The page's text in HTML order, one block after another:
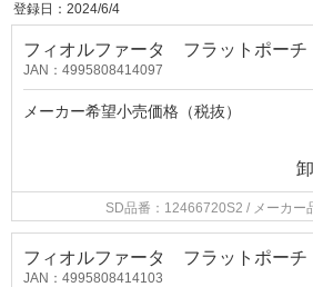
登録日：2024/6/4
フィオルファータ フラットポー
JAN：4995808414097
メーカー希望小売価格（税抜）
SD品番：12466720S2 / メーカー
フィオルファータ フラットポー
JAN：4995808414103